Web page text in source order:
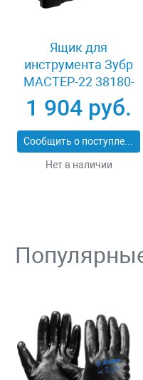
Ящик для
инструмента Зубр
МАСТЕР-22 38180-
22_z02
1 904 руб.
Сообщить о поступлении
Нет в наличии